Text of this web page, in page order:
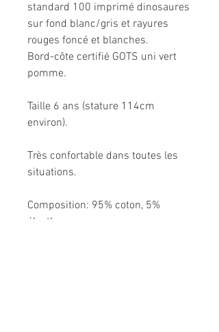
standard 100 imprimé dinosaures
sur fond blanc/gris et rayures
rouges foncé et blanches.
Bord-côte certifié GOTS uni vert
pomme.
Taille 6 ans (stature 114cm
environ).
Très confortable dans toutes les
situations.
Composition: 95% coton, 5%
élasthanne.